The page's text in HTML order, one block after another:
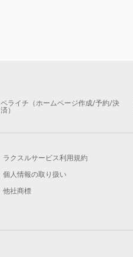
ペライチ（ホームページ作成/予約/決
済）
ラクスルサービス利用規約
個人情報の取り扱い
他社商標